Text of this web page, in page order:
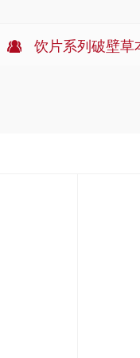
饮片系列破壁草